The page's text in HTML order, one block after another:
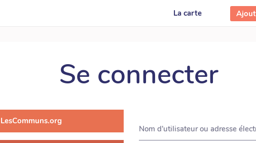
La carte
Se connecter
LesCommuns.org
Nom d'utilisateur ou adresse